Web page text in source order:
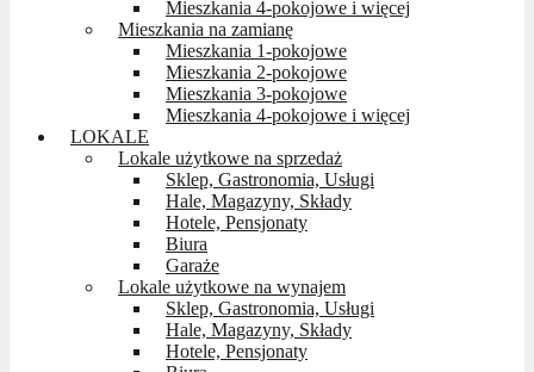
Mieszkania 4-pokojowe i więcej
Mieszkania na zamianę
Mieszkania 1-pokojowe
Mieszkania 2-pokojowe
Mieszkania 3-pokojowe
Mieszkania 4-pokojowe i więcej
LOKALE
Lokale użytkowe na sprzedaż
Sklep, Gastronomia, Usługi
Hale, Magazyny, Składy
Hotele, Pensjonaty
Biura
Garaże
Lokale użytkowe na wynajem
Sklep, Gastronomia, Usługi
Hale, Magazyny, Składy
Hotele, Pensjonaty